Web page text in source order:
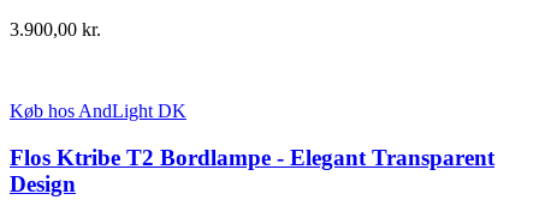
3.900,00 kr.
Køb hos AndLight DK
Flos Ktribe T2 Bordlampe - Elegant Transparent
Design